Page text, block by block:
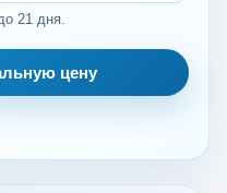
21 дня.
цену